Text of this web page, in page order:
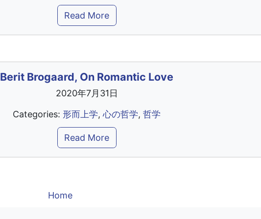
Read More
Berit Brogaard, On Romantic Love
2020年7月31日
Categories: 形而上学,心の哲学, 哲学
Read More
Home